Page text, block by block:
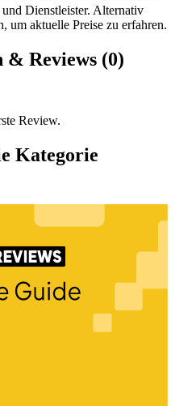
und Dienstleister. Alternativ
um aktuelle Preise zu erfahren.
& Reviews (0)
Review.
Kategorie